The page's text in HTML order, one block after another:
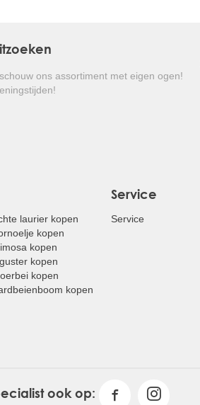
ons assortiment met eigen ogen!
laurier kopen
kopen
kopen
kopen
kopen
kopen
Service
Service
ook op: